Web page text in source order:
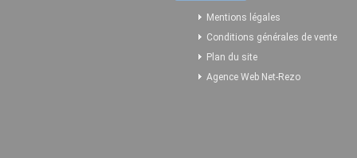
Mentions légales
Conditions générales de vente
Plan du site
Agence Web Net-Rezo